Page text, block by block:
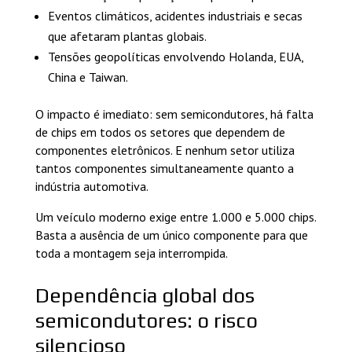
Eventos climáticos, acidentes industriais e secas
que afetaram plantas globais.
Tensões geopolíticas envolvendo Holanda, EUA,
China e Taiwan.
O impacto é imediato: sem semicondutores, há falta
de chips em todos os setores que dependem de
componentes eletrônicos. E nenhum setor utiliza
tantos componentes simultaneamente quanto a
indústria automotiva.
Um veículo moderno exige entre 1.000 e 5.000 chips.
Basta a ausência de um único componente para que
toda a montagem seja interrompida.
Dependência global dos
semicondutores: o risco
silencioso